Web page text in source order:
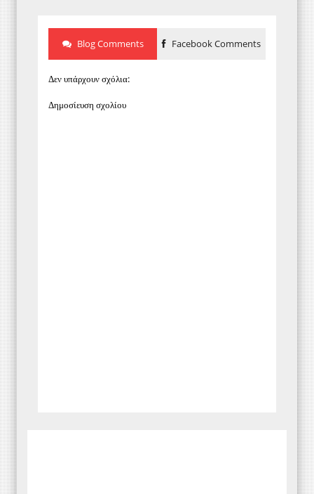
Blog Comments Facebook Comments
Δεν υπάρχουν σχόλια:
Δημοσίευση σχολίου